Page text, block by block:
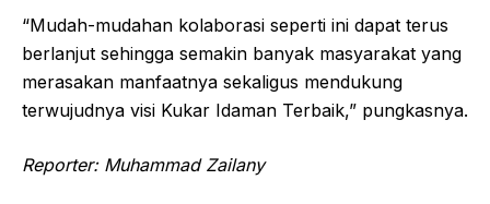
“Mudah-mudahan kolaborasi seperti ini dapat terus
berlanjut sehingga semakin banyak masyarakat yang
merasakan manfaatnya sekaligus mendukung
terwujudnya visi Kukar Idaman Terbaik,” pungkasnya.
Reporter: Muhammad Zailany